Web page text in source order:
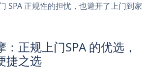
SPA 正规性的担忧，也避开了上门到家
正规上门SPA 的优选，
捷之选